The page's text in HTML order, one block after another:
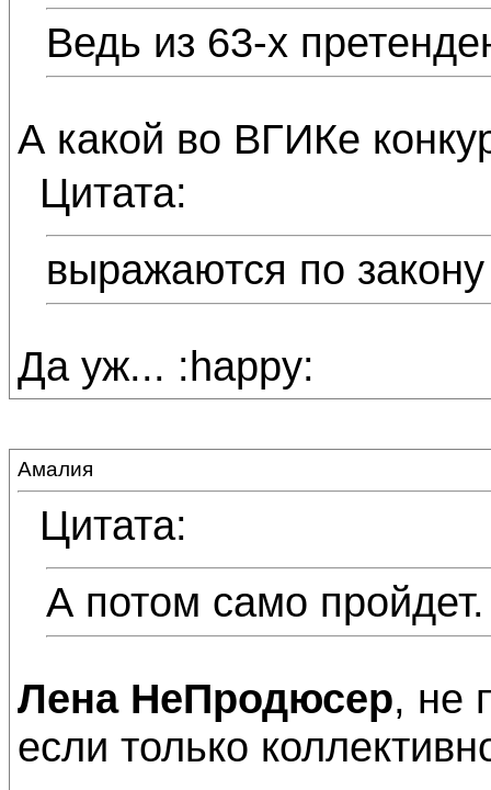
Ведь из 63-х
А какой во ВГИКе
Цитата:
выражаются по
Да уж... :happy:
Амалия
Цитата:
А потом само
Лена НеПродюсер, не
если только